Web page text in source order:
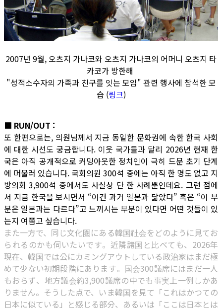
2007년 9월, 오츠지 가나코와 오츠지 가나코의 어머니 오츠지 타
카코가 방한해
"성적소수자의 가족과 친구를 잇는 모임" 관련 행사에 참석한 모
습 (링크)
■ RUN/OUT :
또 한편으로는, 의원님께서 지금 동일한 문화권에 속한 한국 사회
에 대한 시선도 궁금합니다. 이웃 국가들과 달리 2026년 현재 한
국은 아직 공개적으로 커밍아웃한 정치인이 극히 드문 초기 단계
에 머물러 있습니다. 국회의원 300석 중에는 아직 한 명도 없고 지
방의회 3,900석 중에서도 사실상 단 한 사례뿐인데요. 그런 점에
서 지금 한국을 보시면서 “이건 과거 일본과 닮았다” 혹은 “이 부
분은 일본과는 다르다”고 느끼시는 부분이 있다면 어떤 것들이 있
는지 여쭙고 싶습니다.
また一方で、同じ文化圏にある韓国社会をどのように見てお
られるのかも伺いたいです。近隣諸国と比べても、2026年
現在、韓国では公にカミングアウトしている政治家はまだ極
めて少ない初期段階にあります。国会300議席にはまだ一人
もおらず、地方議会約3,900議席の中でも事実上一例しかあ
りません。そうした点で、いま韓国を見て「これはかつての
日本に似ている」と感じる部分、あるいは「ここは日本とは